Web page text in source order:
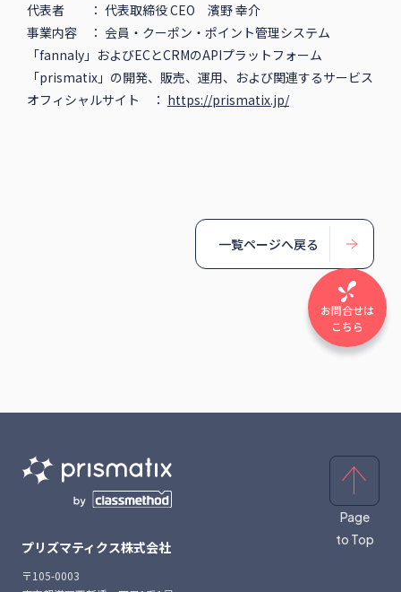
代表者 ： 代表取締役 CEO 濱野 幸介
事業内容 ： 会員・クーポン・ポイント管理システム
「fannaly」およびECとCRMのAPIプラットフォーム
「prismatix」の開発、販売、運用、および関連するサービス
オフィシャルサイト ： https://prismatix.jp/
一覧ページへ戻る
プリズマティクス株式会社
〒105-0003
Page
to Top
お問合せは
こちら